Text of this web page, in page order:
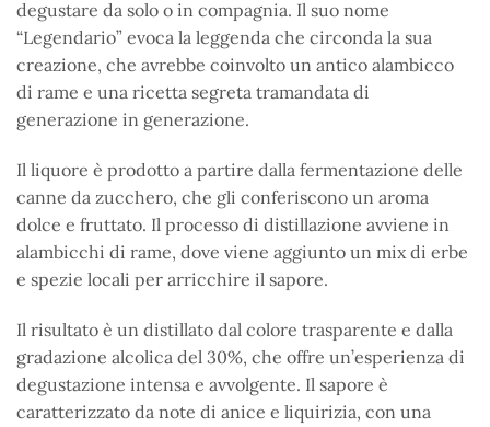
degustare da solo o in compagnia. Il suo nome
“Legendario” evoca la leggenda che circonda la sua
creazione, che avrebbe coinvolto un antico alambicco
di rame e una ricetta segreta tramandata di
generazione in generazione.
Il liquore è prodotto a partire dalla fermentazione delle
canne da zucchero, che gli conferiscono un aroma
dolce e fruttato. Il processo di distillazione avviene in
alambicchi di rame, dove viene aggiunto un mix di erbe
e spezie locali per arricchire il sapore.
Il risultato è un distillato dal colore trasparente e dalla
gradazione alcolica del 30%, che offre un’esperienza di
degustazione intensa e avvolgente. Il sapore è
caratterizzato da note di anice e liquirizia, con una